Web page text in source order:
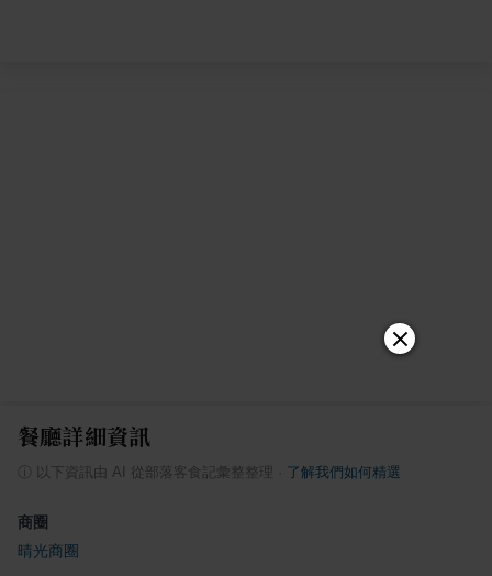
餐廳詳細資訊
ⓘ 以下資訊由 AI 從部落客食記彙整整理 了解我們如何精選
商圈
晴光商圈